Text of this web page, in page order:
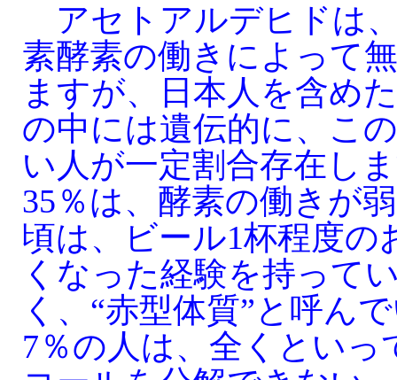
アセトアルデヒドは
素酵素の働きによって
ますが、日本人を含め
の中には遺伝的に、こ
い人が一定割合存在し
35％は、酵素の働きが
頃は、ビール1杯程度の
くなった経験を持って
く、“赤型体質”と呼ん
7％の人は、全くといっ